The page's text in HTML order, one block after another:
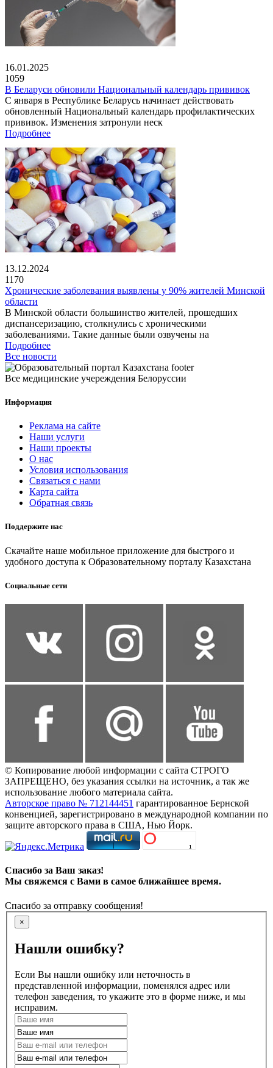
16.01.2025
1059
В Беларуси обновили Национальный календарь прививок
С января в Республике Беларусь начинает действовать
обновленный Национальный календарь профилактических
прививок. Изменения затронули неск
Подробнее
13.12.2024
1170
Хронические заболевания выявлены у 90% жителей Минской
области
В Минской области большинство жителей, прошедших
диспансеризацию, столкнулись с хроническими
заболеваниями. Такие данные были озвучены на
Подробнее
Все новости
Все медицинские учереждения Белоруссии
Информация
Реклама на сайте
Наши услуги
Наши проекты
О нас
Условия использования
Связаться с нами
Карта сайта
Обратная связь
Поддержите нас
Скачайте наше мобильное приложение для быстрого и
удобного доступа к Образовательному порталу Казахстана
Социальные сети
© Копирование любой информации с сайта СТРОГО
ЗАПРЕЩЕНО, без указания ссылки на источник, а так же
использование любого материала сайта.
Авторское право № 712144451 гарантированное Бернской
конвенцией, зарегистрировано в международной компании по
защите авторского права в США, Нью Йорк.
Спасибо за Ваш заказ!
Мы свяжемся с Вами в самое ближайшее время.
Спасибо за отправку сообщения!
×
Нашли ошибку?
Если Вы нашли ошибку или неточность в
представленной информации, поменялся адрес или
телефон заведения, то укажите это в форме ниже, и мы
исправим.